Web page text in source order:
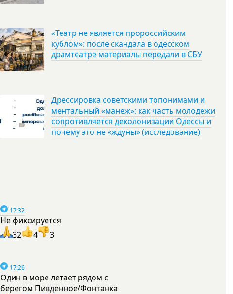
«Театр не является пророссийским
кублом»: после скандала в одесском
драмтеатре материалы передали в СБУ
Дрессировка советскими топонимами и
ментальный «манеж»: как часть молодежи
сопротивляется деколонизации Одессы и
почему это не «ждуны» (исследование)
17:32
Не фиксируется
32
4 3
17:26
Один в море летает рядом с
берегом Пивденное/Фонтанка